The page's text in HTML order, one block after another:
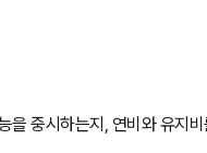
을 중시하는지, 연비와 유지